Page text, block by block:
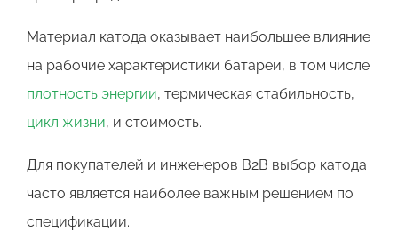
Материал катода оказывает наибольшее влияние
на рабочие характеристики батареи, в том числе
плотность энергии, термическая стабильность,
цикл жизни, и стоимость.
Для покупателей и инженеров B2B выбор катода
часто является наиболее важным решением по
спецификации.